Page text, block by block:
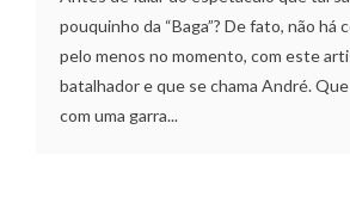
pouquinho da “Baga”? De fato, não há
pelo menos no momento, com este
batalhador e que se chama André.
com uma garra...